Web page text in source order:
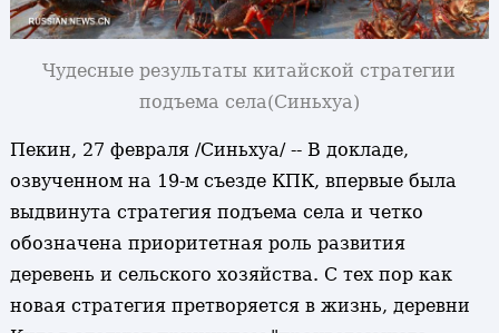
Чудесные результаты китайской стратегии
подъема села(Синьхуа)
Пекин, 27 февраля /Синьхуа/ -- В докладе,
озвученном на 19-м съезде КПК, впервые была
выдвинута стратегия подъема села и четко
обозначена приоритетная роль развития
деревень и сельского хозяйства. С тех пор как
новая стратегия претворяется в жизнь, деревни